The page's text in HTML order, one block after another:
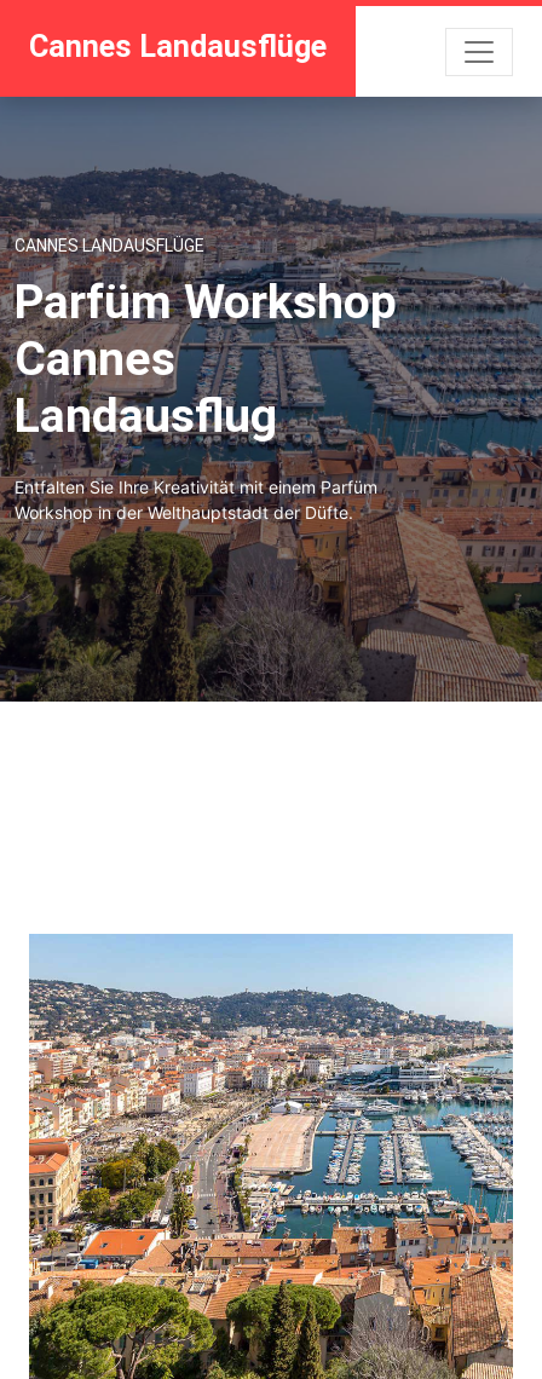
Cannes Landausflüge
CANNES LANDAUSFLÜGE
Parfüm Workshop
Cannes
Landausflug
Entfalten Sie Ihre Kreativität mit einem Parfüm
Workshop in der Welthauptstadt der Düfte.